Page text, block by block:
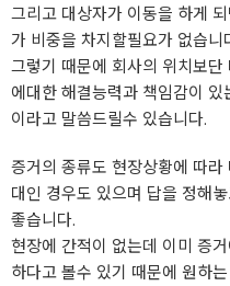
그리고 대상자가 이동을 하게
가 비중을 차지할필요가 없습니
그렇기 때문에 회사의 위치보
에대한 해결능력과 책임감이
이라고 말씀드릴수 있습니다.
증거의 종류도 현장상황에 따
대인 경우도 있으며 답을 정해
좋습니다.
현장에 간적이 없는데 이미 증
하다고 볼수 있기 때문에 원하